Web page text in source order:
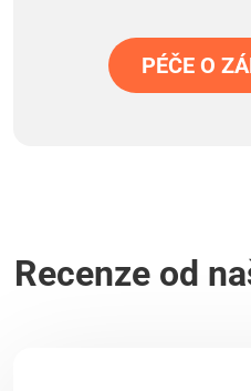
PÉČE O
Recenze od